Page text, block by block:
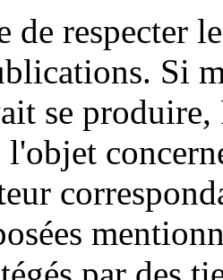
de respecter
Si
se